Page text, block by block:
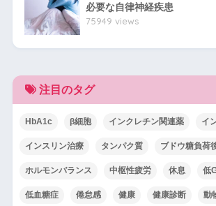
必要な自律神経疾患
75949 views
注目のタグ
HbA1c β細胞 インクレチン関連薬 イ
インスリン治療 タンパク質 ブドウ糖負荷
ホルモンバランス 中枢性疲労 休息 低
低血糖症 倦怠感 健康 健康診断 動